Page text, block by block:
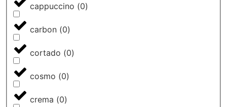
cappuccino (0)
carbon (0)
cortado (0)
cosmo (0)
crema (0)